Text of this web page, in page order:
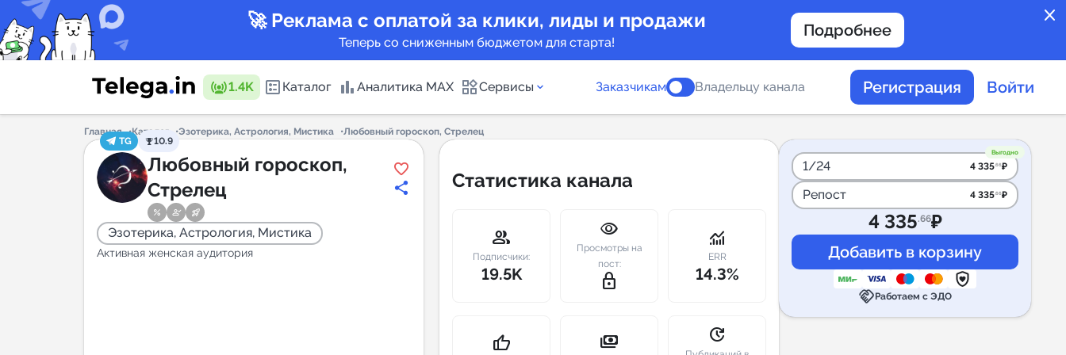
close
🚀 Реклама с оплатой за клики, лиды и продажи
Теперь со сниженным бюджетом для старта!
Подробнее
1.4K Каталог Аналитика MAX Сервисы
Каталог каналов
Горящие предложения
Индекс читаемости каналов в
Telegram
New
сопровождение
Заказчикам Владельцу канала Регистрация Войти
Главная Каталог Эзотерика, Астрология, Мистика
Любовный гороскоп, Стрелец
TG
10.9
Любовный гороскоп,
Стрелец
Эзотерика, Астрология, Мистика
Активная женская аудитория
Статистика канала
group
Подписчики:
19.5K
visibility
Просмотры на
пост:
lock_outline
monitoring
ERR
14.3%
thumb_up payments update
Выгодно
1/24 4 335.66₽
Репост 4 335.66₽
4 335.66₽
handshakeРаботаем с ЭДО